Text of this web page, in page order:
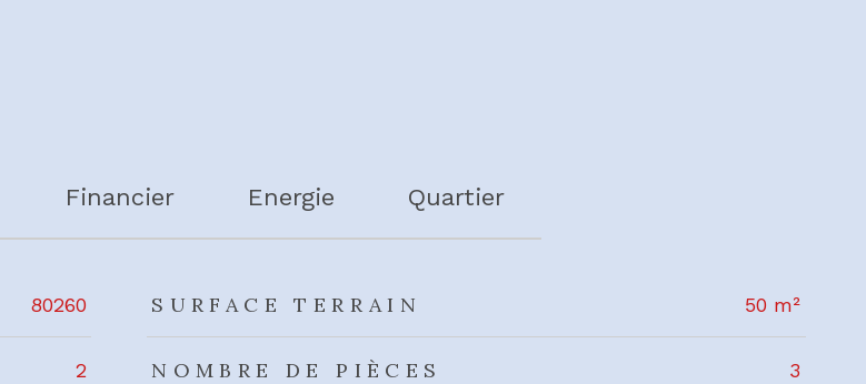
Financier Energie Quartier
80260 SURFACE TERRAIN 50 m²
2 NOMBRE DE PIÈCES 3